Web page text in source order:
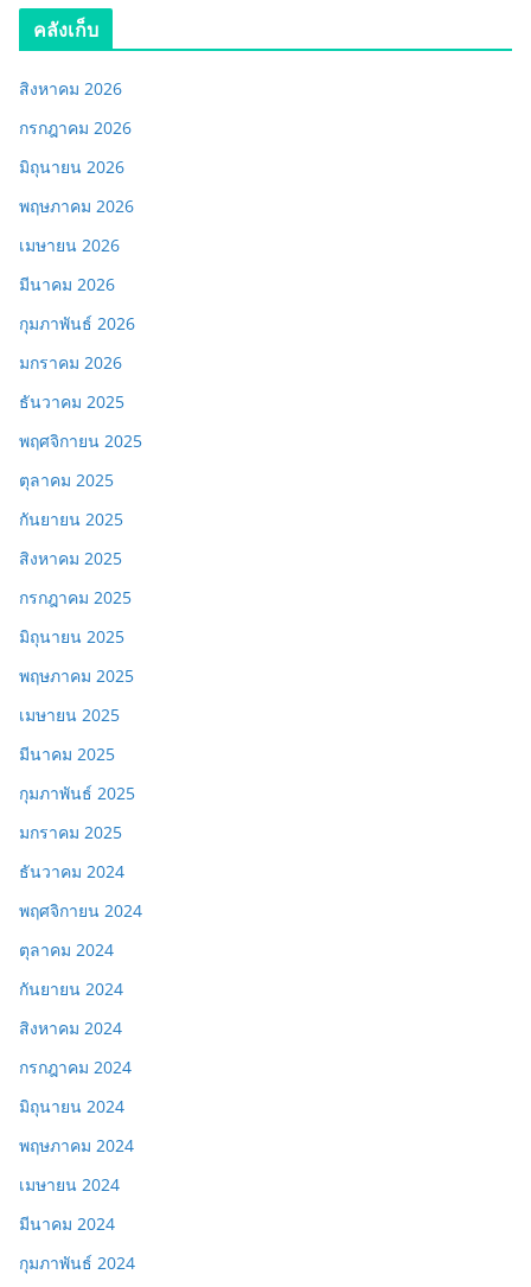
คลังเก็บ
สิงหาคม 2026
กรกฎาคม 2026
มิถุนายน 2026
พฤษภาคม 2026
เมษายน 2026
มีนาคม 2026
กุมภาพันธ์ 2026
มกราคม 2026
ธันวาคม 2025
พฤศจิกายน 2025
ตุลาคม 2025
กันยายน 2025
สิงหาคม 2025
กรกฎาคม 2025
มิถุนายน 2025
พฤษภาคม 2025
เมษายน 2025
มีนาคม 2025
กุมภาพันธ์ 2025
มกราคม 2025
ธันวาคม 2024
พฤศจิกายน 2024
ตุลาคม 2024
กันยายน 2024
สิงหาคม 2024
กรกฎาคม 2024
มิถุนายน 2024
พฤษภาคม 2024
เมษายน 2024
มีนาคม 2024
กุมภาพันธ์ 2024